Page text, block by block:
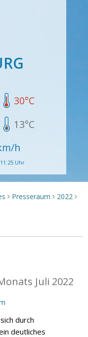
30°C
13°C
h
Uhr
> Presseraum > 2022 >
Juli 2022
durch
deutliches